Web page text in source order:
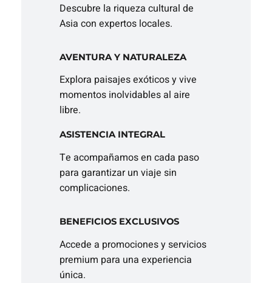
Descubre la riqueza cultural de
Asia con expertos locales.
AVENTURA Y NATURALEZA
Explora paisajes exóticos y vive
momentos inolvidables al aire
libre.
ASISTENCIA INTEGRAL
Te acompañamos en cada paso
para garantizar un viaje sin
complicaciones.
BENEFICIOS EXCLUSIVOS
Accede a promociones y servicios
premium para una experiencia
única.